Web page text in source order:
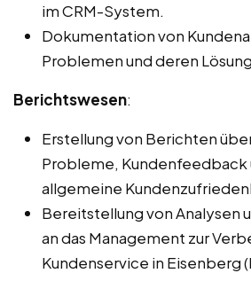
im CRM-System.
Dokumentation von
Problemen und deren
Berichtswesen:
Erstellung von Berichten
Probleme, Kundenfeedback
allgemeine
Bereitstellung von Analysen
an das Management zur
Kundenservice in Eisenberg